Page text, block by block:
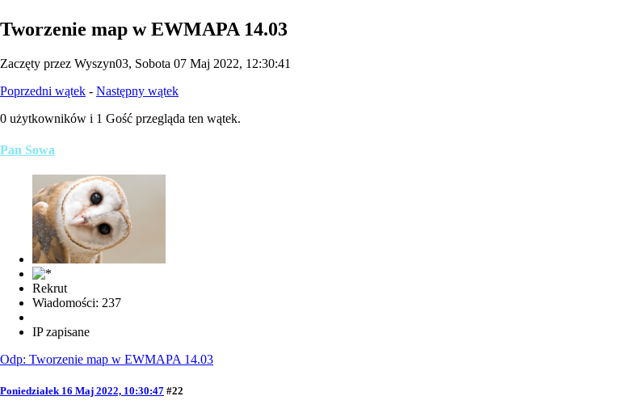
Tworzenie map w EWMAPA 14.03
Zaczęty przez Wyszyn03, Sobota 07 Maj 2022, 12:30:41
Poprzedni wątek - Następny wątek
0 użytkowników i 1 Gość przegląda ten wątek.
Pan Sowa
Rekrut
Wiadomości: 237
IP zapisane
Odp: Tworzenie map w EWMAPA 14.03
Poniedziałek 16 Maj 2022, 10:30:47 #22